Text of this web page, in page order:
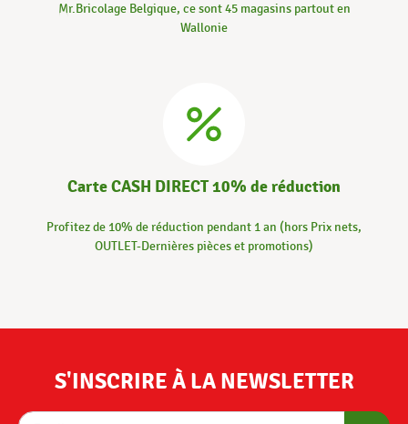
Mr.Bricolage Belgique, ce sont 45 magasins partout en
Wallonie
Carte CASH DIRECT 10% de réduction
Profitez de 10% de réduction pendant 1 an (hors Prix nets,
OUTLET-Dernières pièces et promotions)
S'INSCRIRE À LA NEWSLETTER